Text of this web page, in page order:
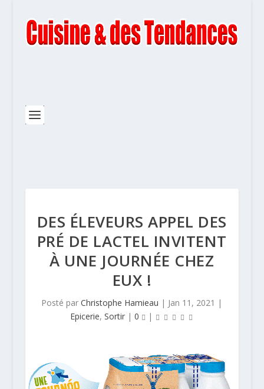
DES ÉLEVEURS APPEL DES
PRÉ DE LACTEL INVITENT
À UNE JOURNÉE CHEZ
EUX !
Posté parChristophe Hamieau | Jan 11, 2021 |
Epicerie, Sortir| 0 |